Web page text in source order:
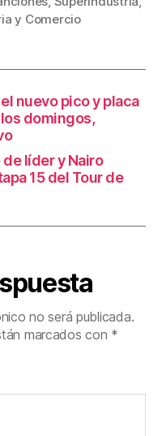
y Comercio
nuevo pico y placa
domingos,
líder y Nairo
15 del Tour de
no será publicada.
marcados con *